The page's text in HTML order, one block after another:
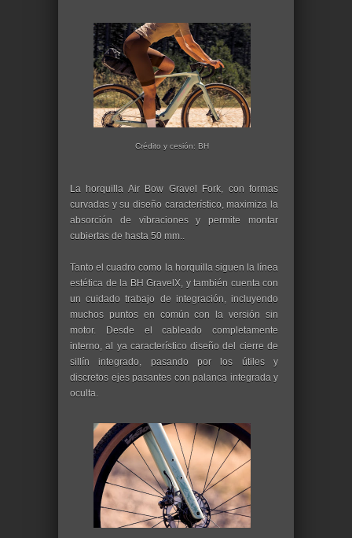
Crédito y cesión: BH
La horquilla Air Bow Gravel Fork, con formas
curvadas y su diseño característico, maximiza la
absorción de vibraciones y permite montar
cubiertas de hasta 50 mm..
Tanto el cuadro como la horquilla siguen la línea
estética de la BH GravelX, y también cuenta con
un cuidado trabajo de integración, incluyendo
muchos puntos en común con la versión sin
motor. Desde el cableado completamente
interno, al ya característico diseño del cierre de
sillín integrado, pasando por los útiles y
discretos ejes pasantes con palanca integrada y
oculta.